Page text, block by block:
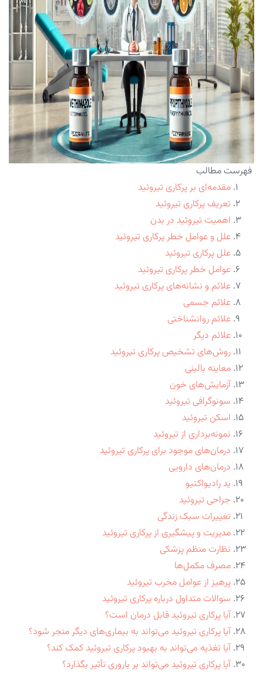
فهرست مطالب
مقدمه‌ای بر پرکاری تیروئید
تعریف پرکاری تیروئید
اهمیت تیروئید در بدن
علل و عوامل خطر پرکاری تیروئید
علل پرکاری تیروئید
عوامل خطر پرکاری تیروئید
علائم و نشانه‌های پرکاری تیروئید
علائم جسمی
علائم روانشناختی
علائم دیگر
روش‌های تشخیص پرکاری تیروئید
معاینه بالینی
آزمایش‌های خون
سونوگرافی تیروئید
اسکن تیروئید
نمونه‌برداری از تیروئید
درمان‌های موجود برای پرکاری تیروئید
درمان‌های دارویی
ید رادیواکتیو
جراحی تیروئید
تغییرات سبک زندگی
مدیریت و پیشگیری از پرکاری تیروئید
نظارت منظم پزشکی
مصرف مکمل‌ها
پرهیز از عوامل مخرب تیروئید
سوالات متداول درباره پرکاری تیروئید
آیا پرکاری تیروئید قابل درمان است؟
آیا پرکاری تیروئید می‌تواند به بیماری‌های دیگر منجر شود؟
آیا تغذیه می‌تواند به بهبود پرکاری تیروئید کمک کند؟
آیا پرکاری تیروئید می‌تواند بر باروری تأثیر بگذارد؟